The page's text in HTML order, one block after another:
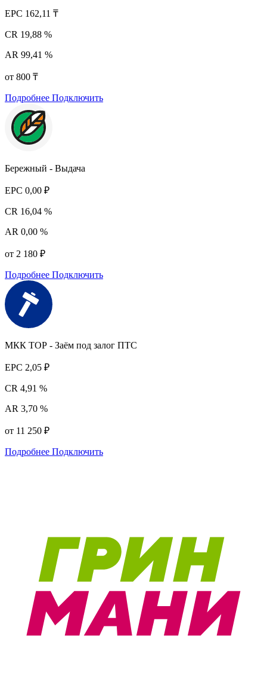
EPC 162,11 ₸
CR 19,88 %
AR 99,41 %
от 800 ₸
Подробнее Подключить
Бережный - Выдача
EPC 0,00 ₽
CR 16,04 %
AR 0,00 %
от 2 180 ₽
Подробнее Подключить
МКК ТОР - Заём под залог ПТС
EPC 2,05 ₽
CR 4,91 %
AR 3,70 %
от 11 250 ₽
Подробнее Подключить